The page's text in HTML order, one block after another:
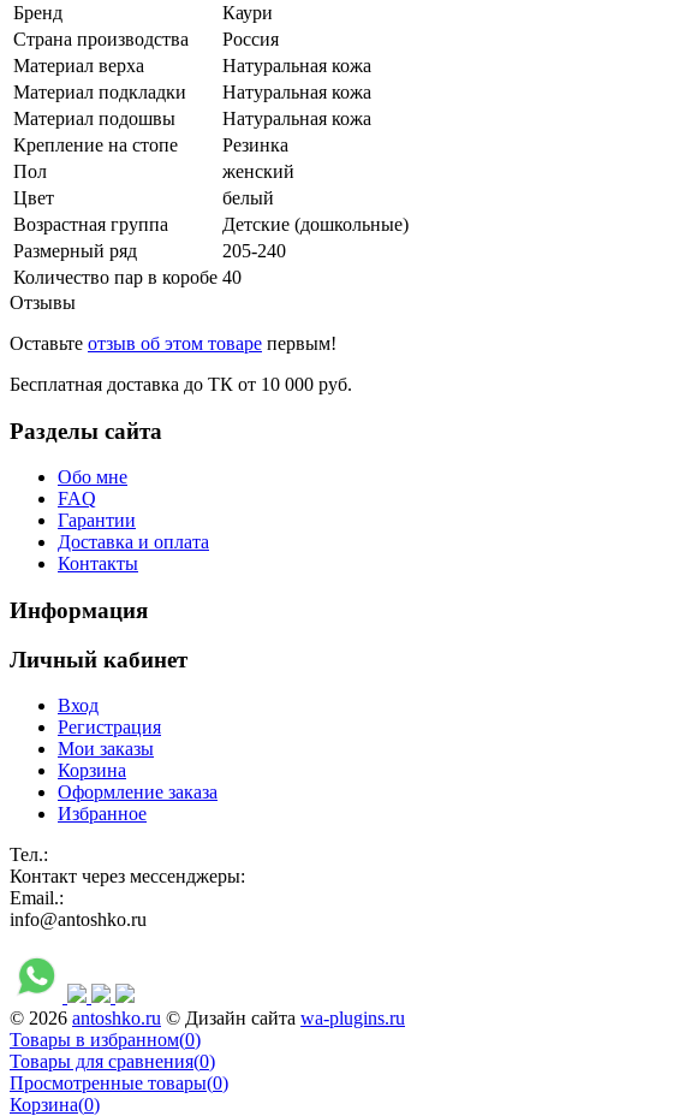
Бренд
Каури
Страна производства
Россия
Материал верха
Натуральная кожа
Материал подкладки
Натуральная кожа
Материал подошвы
Натуральная кожа
Крепление на стопе
Резинка
Пол
женский
Цвет
белый
Возрастная группа
Детские (дошкольные)
Размерный ряд
205-240
Количество пар в коробе 40
Отзывы
Оставьте отзыв об этом товаре первым!
Бесплатная доставка до ТК от 10 000 руб.
Разделы сайта
Обо мне
FAQ
Гарантии
Доставка и оплата
Контакты
Информация
Личный кабинет
Вход
Регистрация
Мои заказы
Корзина
Оформление заказа
Избранное
Тел.:
Контакт через мессенджеры:
Email.:
info@antoshko.ru
© 2026 antoshko.ru © Дизайн сайта wa-plugins.ru
Товары в избранном(0)
Товары для сравнения(0)
Просмотренные товары(0)
Корзина(0)